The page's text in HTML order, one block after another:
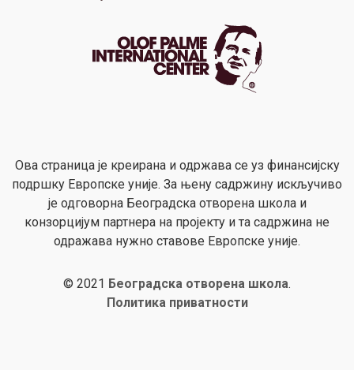
Ова страница је креирана и одржава се уз финансијску
подршку Европске уније. За њену садржину искључиво
је одговорна Београдска отворена школа и
конзорцијум партнера на пројекту и та садржина не
одражава нужно ставове Европске уније.
© 2021 Београдска отворена школа.
Политика приватности